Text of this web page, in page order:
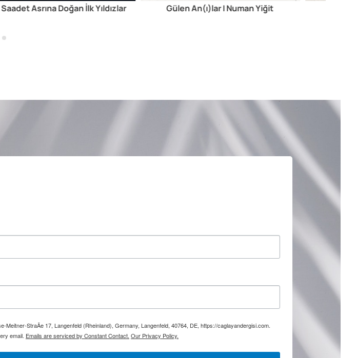
Saadet Asrına Doğan İlk Yıldızlar Gülen An(ı)lar I Numan Yiğit
StraÃe 17, Langenfeld (Rheinland), Germany, Langenfeld, 40764, DE, https://caglayandergisi.com.
email. Emails are serviced by Constant Contact. Our Privacy Policy.